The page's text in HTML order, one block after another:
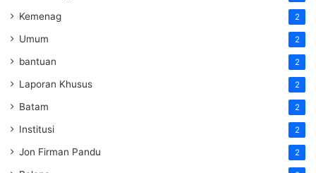
Kemenag 2
Umum 2
bantuan 2
Laporan Khusus 2
Batam 2
Institusi 2
Jon Firman Pandu 2